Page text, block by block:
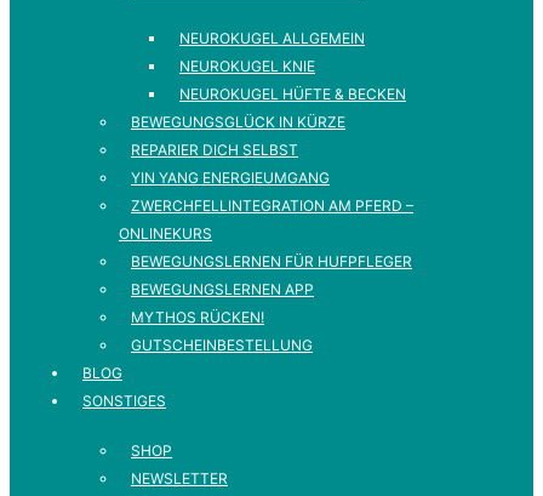
NEUROKUGEL ALLGEMEIN
NEUROKUGEL KNIE
NEUROKUGEL HÜFTE & BECKEN
BEWEGUNGSGLÜCK IN KÜRZE
REPARIER DICH SELBST
YIN YANG ENERGIEUMGANG
ZWERCHFELLINTEGRATION AM PFERD –
ONLINEKURS
BEWEGUNGSLERNEN FÜR HUFPFLEGER
BEWEGUNGSLERNEN APP
MYTHOS RÜCKEN!
GUTSCHEINBESTELLUNG
BLOG
SONSTIGES
SHOP
NEWSLETTER